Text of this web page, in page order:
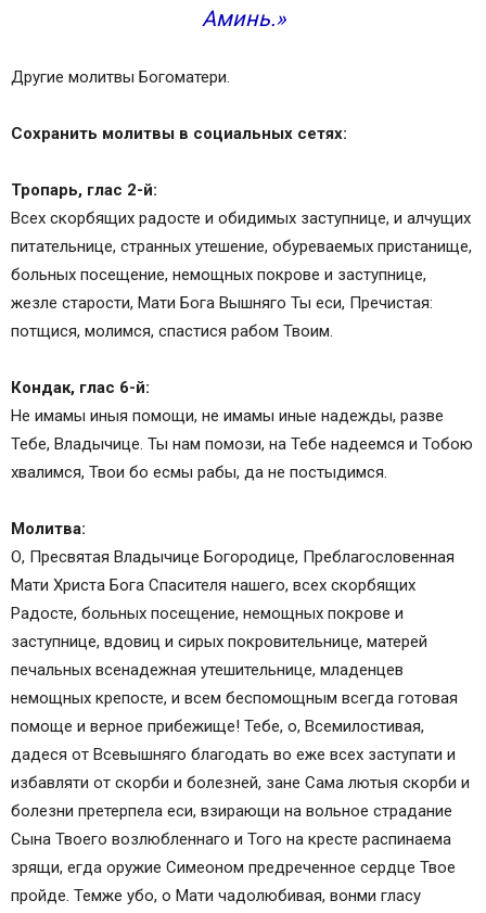
Аминь.»
Другие молитвы Богоматери.
Сохранить молитвы в социальных сетях:
Тропарь, глас 2-й:
Всех скорбящих радосте и обидимых заступнице, и алчущих
питательнице, странных утешение, обуреваемых пристанище,
больных посещение, немощных покрове и заступнице,
жезле старости, Мати Бога Вышняго Ты еси, Пречистая:
потщися, молимся, спастися рабом Твоим.
Кондак, глас 6-й:
Не имамы иныя помощи, не имамы иные надежды, разве
Тебе, Владычице. Ты нам помози, на Тебе надеемся и Тобою
хвалимся, Твои бо есмы рабы, да не постыдимся.
Молитва:
О, Пресвятая Владычице Богородице, Преблагословенная
Мати Христа Бога Спасителя нашего, всех скорбящих
Радосте, больных посещение, немощных покрове и
заступнице, вдовиц и сирых покровительнице, матерей
печальных всенадежная утешительнице, младенцев
немощных крепосте, и всем беспомощным всегда готовая
помоще и верное прибежище! Тебе, о, Всемилостивая,
дадеся от Всевышняго благодать во еже всех заступати и
избавляти от скорби и болезней, зане Сама лютыя скорби и
болезни претерпела еси, взирающи на вольное страдание
Сына Твоего возлюбленнаго и Того на кресте распинаема
зрящи, егда оружие Симеоном предреченное сердце Твое
пройде. Темже убо, о Мати чадолюбивая, вонми гласу